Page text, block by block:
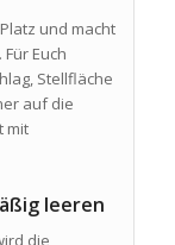
und macht
Euch
Stellfläche
auf die
mit
leeren
die